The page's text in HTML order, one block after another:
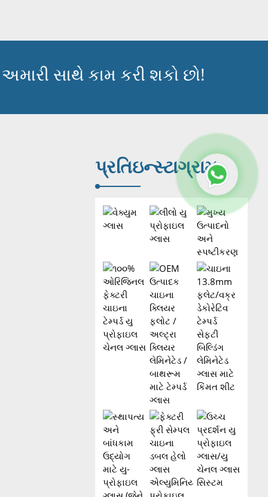
સાથે કામ કરી શકો છો!
પ્રતિઇન્સ્ટાગ્રામ